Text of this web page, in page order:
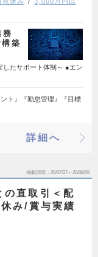
築
したサポート体制～ ●エン
ト』『勤怠管理』『目標
詳細へ
掲載期間 26/07/27～26/08/09
の直取引＜配
み/賞与実績